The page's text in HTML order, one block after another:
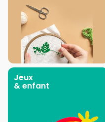
Jeux
& enfant